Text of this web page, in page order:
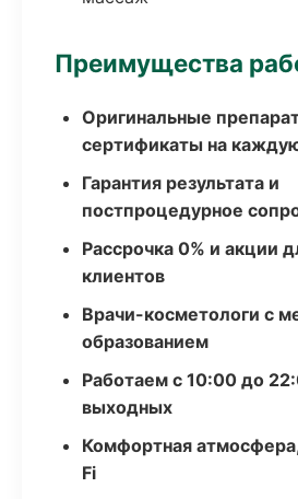
Преимущества
Оригинальные
сертификаты на
Гарантия результата и
постпроцедурное
Рассрочка 0% и акции
клиентов
Врачи-косметологи с
образованием
Работаем с 10:00 до
выходных
Комфортная
Fi